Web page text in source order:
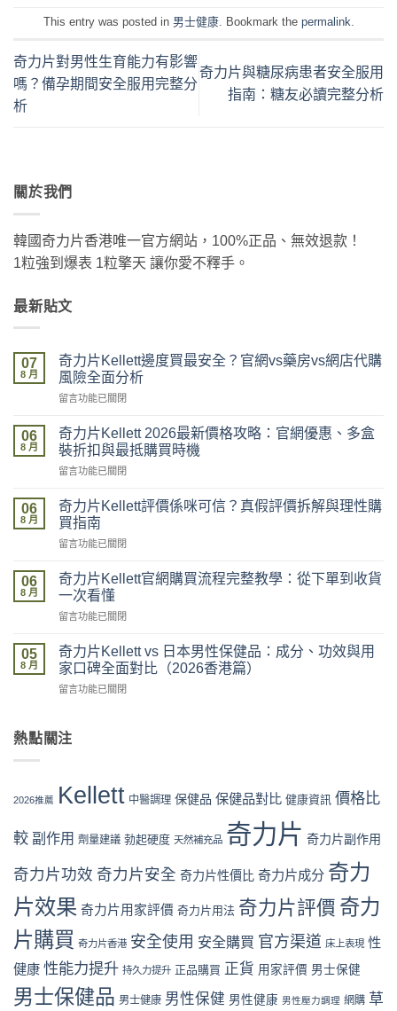
This entry was posted in 男士健康. Bookmark the permalink
奇力片對男性生育能力有影響
嗎？備孕期間安全服用完整分
析
奇力片與糖尿病患者安全服用
指南：糖友必讀完整分析
關於我們
韓國奇力片香港唯一官方網站，100%正品、無效退款！
1粒強到爆表 1粒擎天 讓你愛不釋手。
最新貼文
07
8 月
奇力片Kellett邊度買最安全？官網vs藥房vs網店代購
風險全面分析
在
力
片
Kellett
邊
買
最
安
全？
網
vs
房
網
店
代
險
全
析〉
中
留言功能已關閉
06
8 月
奇力片Kellett 2026最新價格攻略：官網優惠、多盒
裝折扣與最抵購買時機
在
力
片
Kellett
2026
新
攻
官
網
惠、
裝
與
最
購
買
機〉
留言功能已關閉
06
8 月
奇力片Kellett評價係咪可信？真假評價拆解與理性購
買指南
在
力
片
Kellett
評
係
咪
可
信？
評
與
購
指
中
留言功能已關閉
06
8 月
奇力片Kellett官網購買流程完整教學：從下單到收貨
一次看懂
在
力
片
Kellett
官
買
整
從
單
收
貨
一
次
看
懂〉
中
留言功能已關閉
05
8 月
奇力片Kellett vs 日本男性保健品：成分、功效與用
家口碑全面對比（2026香港篇）
在
片
Kellett
本
保
品：
成
分、
功
效
與
用
家
口
碑
留言功能已關閉
熱點關注
2026推薦 Kellett 中醫調理 保健品 保健品對比 健康資訊 價格比
較 副作用 劑量建議 勃起硬度 天然補充品 奇力片 奇力片副作用
奇力片功效 奇力片安全 奇力片性價比 奇力片成分 奇力
片效果 奇力片用家評價 奇力片用法 奇力片評價 奇力
片購買 奇力片香港 安全使用 安全購買 官方渠道 床上表現 性
健康 性能力提升 持久力提升 正品購買 正貨 用家評價 男士保健
男士保健品 男士健康 男性保健 男性健康 男性壓力調理 網購 草